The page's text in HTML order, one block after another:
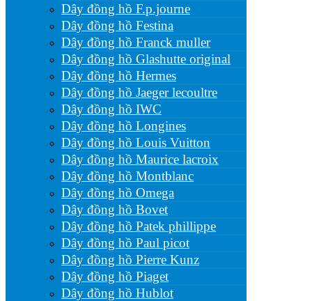
Dây đồng hồ F.p.journe
Dây đồng hồ Festina
Dây đồng hồ Franck muller
Dây đồng hồ Glashutte original
Dây đồng hồ Hermes
Dây đồng hồ Jaeger lecoultre
Dây đồng hồ IWC
Dây đồng hồ Longines
Dây đồng hồ Louis Vuitton
Dây đồng hồ Maurice lacroix
Dây đồng hồ Montblanc
Dây đồng hồ Omega
Dây đồng hồ Bovet
Dây đồng hồ Patek phillippe
Dây đồng hồ Paul picot
Dây đồng hồ Pierre Kunz
Dây đồng hồ Piaget
Dây đồng hồ Hublot